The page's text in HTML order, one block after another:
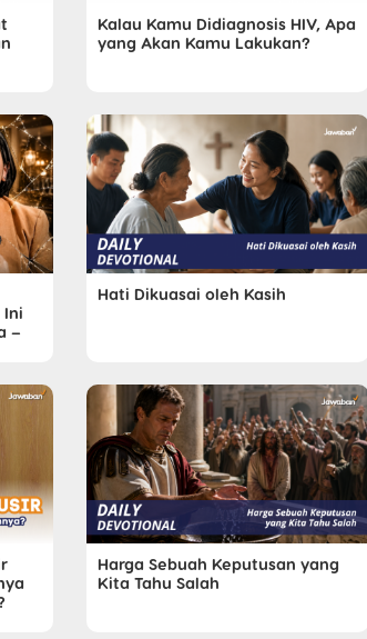
Kalau Kamu Didiagnosis HIV, Apa
yang Akan Kamu Lakukan?
Ini
–
Hati Dikuasai oleh Kasih
Harga Sebuah Keputusan yang
Kita Tahu Salah